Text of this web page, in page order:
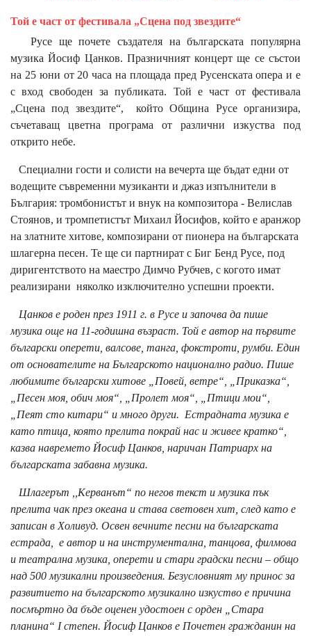
Той е част от фестивала „Сцена под звездите“
Русе ще почете създателя на българската популярна
музика Йосиф Цанков. Празничният концерт ще се състои
на 25 юни от 20 часа на площада пред Русенската опера и е
с вход свободен за публиката. Той е част от фестивала
„Сцена под звездите“, който Община Русе организира,
съчетаващ цветна програма от различни изкуства под
открито небе.
Специални гости и солисти на вечерта ще бъдат едни от
водещите съвременни музиканти и джаз изпълнители в
България: тромбонистът и внук на композитора - Велислав
Стоянов, и тромпетистът Михаил Йосифов, който е аранжор
на златните хитове, композирани от пионера на българската
шлагерна песен. Те ще си партнират с Биг Бенд Русе, под
диригентството на маестро Димчо Рубчев, с когото имат
реализирани няколко изключително успешни проекти.
Цанков е роден през 1911 г. в Русе и започва да пише
музика още на 11-годишна възраст. Той е автор на първите
български оперети, валсове, танга, фокстроти, румби. Един
от основателите на Българското национално радио. Пише
любимите български хитове „Повей, ветре“, „Приказка“,
„Песен моя, обич моя“, „Пролет моя“, „Птици мои“,
„Пеят сто китари“ и много други. Естрадната музика е
като птица, която прелита покрай нас и живее кратко“,
казва навремето Йосиф Цанков, наричан Патриарх на
българската забавна музика.
Шлагерът ,,Керванът“ по негов текст и музика пък
прелита чак през океана и става световен хит, след като е
записан в Холивуд. Освен вечните песни на българската
естрада, е автор и на инструментална, танцова, филмова
и театрална музика, оперети и стари градски песни – общо
над 500 музикални произведения. Безусловният му принос за
развитието на българското музикално изкуство е причина
посмъртно да бъде оценен удостоен с орден „Стара
планина“ I степен. Йосиф Цанков е Почетен гражданин на